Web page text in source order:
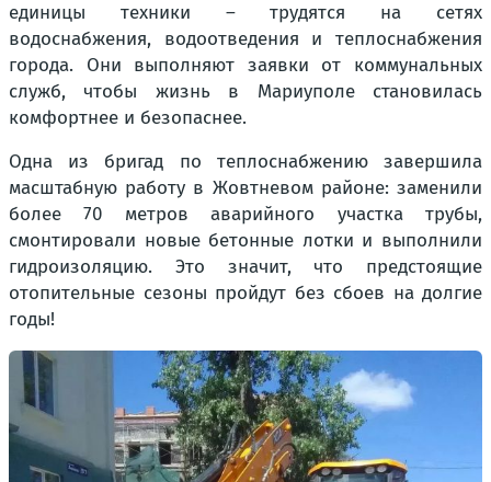
единицы техники – трудятся на сетях
водоснабжения, водоотведения и теплоснабжения
города. Они выполняют заявки от коммунальных
служб, чтобы жизнь в Мариуполе становилась
комфортнее и безопаснее.
Одна из бригад по теплоснабжению завершила
масштабную работу в Жовтневом районе: заменили
более 70 метров аварийного участка трубы,
смонтировали новые бетонные лотки и выполнили
гидроизоляцию. Это значит, что предстоящие
отопительные сезоны пройдут без сбоев на долгие
годы!